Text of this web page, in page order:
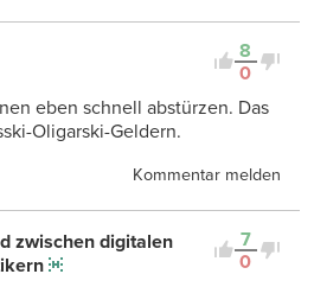
8
0
eben schnell abstürzen. Das
Oligarski-Geldern.
Kommentar melden
7
0
zwischen digitalen